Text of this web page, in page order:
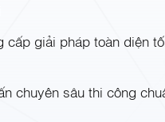
cấp giải pháp toàn diện
chuyên sâu thi công